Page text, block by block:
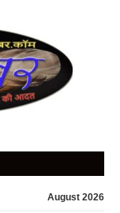
August 2026